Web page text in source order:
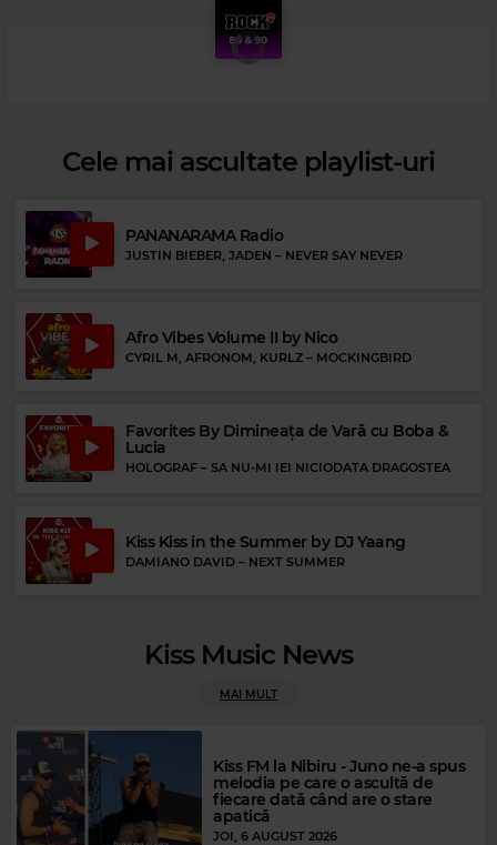
Rock 80s & 90s
MANIC STREET PREACHERS–IF YOU TOLERATE THIS YOUR CHILDREN
Cele mai ascultate playlist-uri
PANANARAMA Radio
JUSTIN BIEBER, JADEN – NEVER SAY NEVER
Afro Vibes Volume II by Nico
CYRIL M, AFRONOM, KURLZ – MOCKINGBIRD
Favorites By Dimineața de Vară cu Boba &
Lucia
HOLOGRAF – SA NU-MI IEI NICIODATA DRAGOSTEA
Kiss Kiss in the Summer by DJ Yaang
DAMIANO DAVID – NEXT SUMMER
Kiss Music News
MAI MULT
Kiss FM la Nibiru - Juno ne-a spus
melodia pe care o ascultă de
fiecare dată când are o stare
apatică
JOI, 6 AUGUST 2026